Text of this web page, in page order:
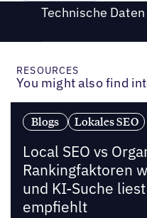
Technische Daten
RESOURCES
You might also find
Blogs Lokales SEO
Local SEO vs
Rankingfaktoren
und KI-Suche
empfiehlt